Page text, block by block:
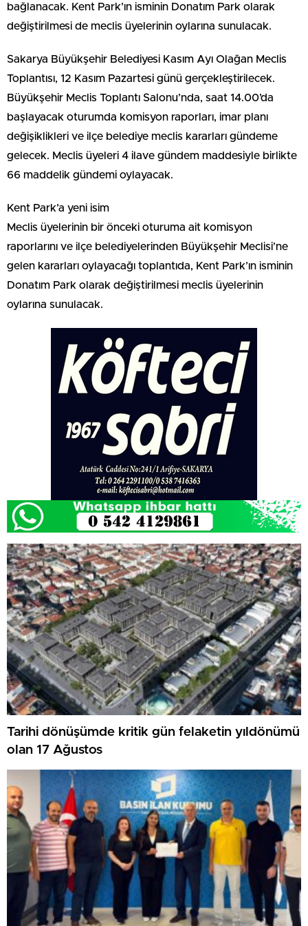
bağlanacak. Kent Park’ın isminin Donatım Park olarak
değiştirilmesi de meclis üyelerinin oylarına sunulacak.
Sakarya Büyükşehir Belediyesi Kasım Ayı Olağan Meclis
Toplantısı, 12 Kasım Pazartesi günü gerçekleştirilecek.
Büyükşehir Meclis Toplantı Salonu’nda, saat 14.00’da
başlayacak oturumda komisyon raporları, imar planı
değişiklikleri ve ilçe belediye meclis kararları gündeme
gelecek. Meclis üyeleri 4 ilave gündem maddesiyle birlikte
66 maddelik gündemi oylayacak.
Kent Park’a yeni isim
Meclis üyelerinin bir önceki oturuma ait komisyon
raporlarını ve ilçe belediyelerinden Büyükşehir Meclisi’ne
gelen kararları oylayacağı toplantıda, Kent Park’ın isminin
Donatım Park olarak değiştirilmesi meclis üyelerinin
oylarına sunulacak.
Tarihi dönüşümde kritik gün felaketin yıldönümü
olan 17 Ağustos